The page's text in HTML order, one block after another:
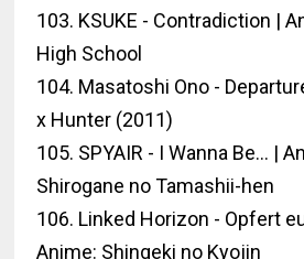
103. KSUKE - Contradiction |
High School
104. Masatoshi Ono -
x Hunter (2011)
105. SPYAIR - I Wanna Be... |
Shirogane no Tamashii-hen
106. Linked Horizon - Opfert
Anime: Shingeki no Kyojin